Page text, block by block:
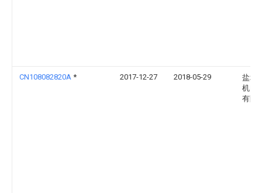
CN108082820A * 2017-12-27 2018-05-29
盐城
机电
有限